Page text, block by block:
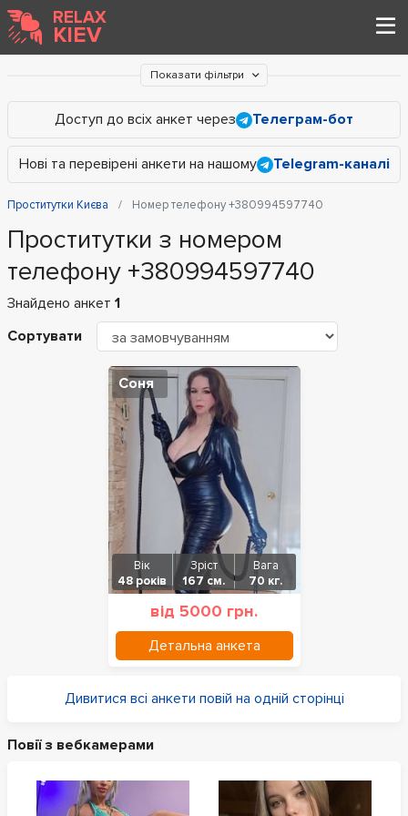
RELAX
KIEV
Показати фільтри
Доступ до всіх анкет через Телеграм-бот
Нові та перевірені анкети на нашому Telegram-каналі
Проститутки Києва Номер телефону +380994597740
Проститутки з номером
телефону +380994597740
Знайдено анкет 1
Сортувати
Соня
Вік
48 років
Зріст
167 см.
Вага
70 кг.
від 5000 грн.
Детальна анкета
Дивитися всі анкети повій на одній сторінці
Повії з вебкамерами